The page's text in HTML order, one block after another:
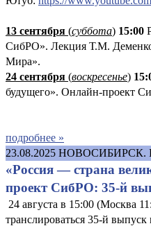
13 сентября (суббота) 15:00
СибРО». Лекция Т.М. Деменко
Мира».
24 сентября (воскресенье)
будущего». Онлайн-проект
подробнее »
23.08.2025 НОВОСИБИРСК.
«Россия — страна
проект СибРО: 35-й
24 августа в 15:00 (Москва
транслироваться 35-й